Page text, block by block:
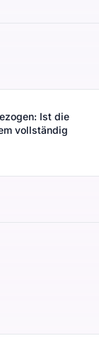
Ist die
vollständig